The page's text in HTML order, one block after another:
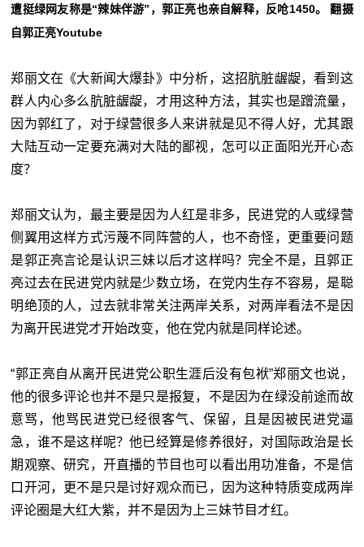
遭挺绿网友称是“辣妹伴游”，郭正亮也亲自解释，反呛1450。 翻摄
自郭正亮Youtube
郑丽文在《大新闻大爆卦》中分析，这招肮脏龌龊，看到这
群人内心多么肮脏龌龊，才用这种方法，其实也是蹭流量，
因为郭红了，对于绿营很多人来讲就是见不得人好，尤其跟
大陆互动一定要充满对大陆的鄙视，怎可以正面阳光开心态
度？
郑丽文认为，最主要是因为人红是非多，民进党的人或绿营
侧翼用这样方式污蔑不同阵营的人，也不奇怪，更重要问题
是郭正亮言论是认识三妹以后才这样吗？完全不是，且郭正
亮过去在民进党内就是少数立场，在党内生存不容易，是聪
明绝顶的人，过去就非常关注两岸关系，对两岸看法不是因
为离开民进党才开始改变，他在党内就是同样论述。
“郭正亮自从离开民进党公职生涯后没有包袱”郑丽文也说，
他的很多评论也并不是只是报复，不是因为在绿没前途而故
意骂，他骂民进党已经很客气、保留，且是因被民进党逼
急，谁不是这样呢？他已经算是修养很好，对国际政治是长
期观察、研究，开直播的节目也可以看出用功准备，不是信
口开河，更不是只是讨好观众而已，因为这种特质变成两岸
评论圈是大红大紫，并不是因为上三妹节目才红。